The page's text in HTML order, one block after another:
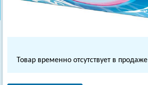
Товар временно отсутствует в продаже